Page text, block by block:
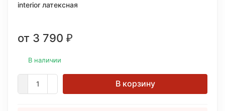
interior латексная
от 3 790 ₽
В наличии
В корзину